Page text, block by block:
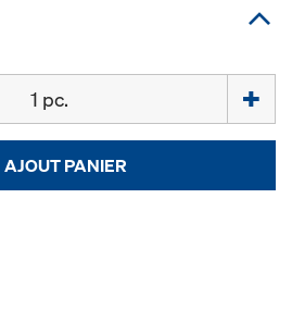
AJOUT PANIER